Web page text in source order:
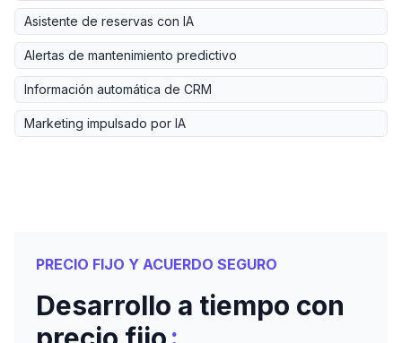
Asistente de reservas con IA
Alertas de mantenimiento predictivo
Información automática de CRM
Marketing impulsado por IA
PRECIO FIJO Y ACUERDO SEGURO
Desarrollo a tiempo con